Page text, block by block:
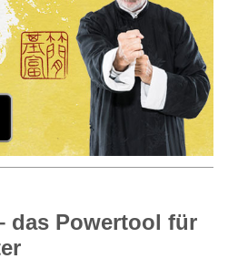
das Powertool für